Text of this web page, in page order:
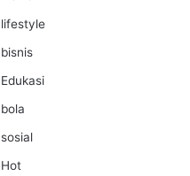
lifestyle
bisnis
Edukasi
bola
sosial
Hot